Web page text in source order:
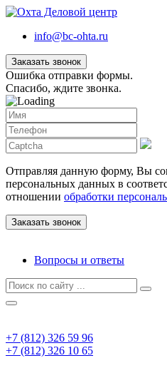
info@bc-ohta.ru
Заказать звонок
Ошибка отправки формы.
Спасибо, ждите звонка.
Отправляя данную форму, Вы
персональных данных в
отношении обработки
Вопросы и ответы
+7 (812) 326 59 96
+7 (812) 326 10 65